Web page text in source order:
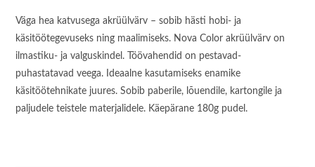
Väga hea katvusega akrüülvärv – sobib hästi hobi- ja
käsitöötegevuseks ning maalimiseks. Nova Color akrüülvärv on
ilmastiku- ja valguskindel. Töövahendid on pestavad-
puhastatavad veega. Ideaalne kasutamiseks enamike
käsitöötehnikate juures. Sobib paberile, lõuendile, kartongile ja
paljudele teistele materjalidele. Käepärane 180g pudel.